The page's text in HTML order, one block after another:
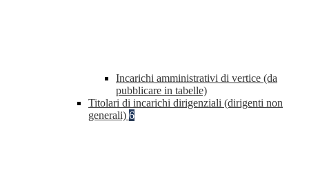
Incarichi amministrativi di vertice (da
pubblicare in tabelle)
Titolari di incarichi dirigenziali (dirigenti non
generali) 6